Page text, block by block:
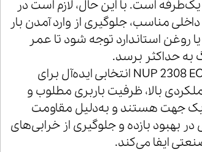
است. با این حال، لازم است در
مناسب، جلوگیری از وارد آمدن بار
روغن استاندارد توجه شود تا عمر
به حداکثر برسد.
در مجموع، رولبرینگ استوانه‌ای NUP 2308 ECP انتخابی ایده‌آل برای
بالا، ظرفیت باربری مطلوب و
جهت هستند و به‌دلیل مقاومت
بهبود بازده و جلوگیری از خرابی‌های
ایفا می‌کند.